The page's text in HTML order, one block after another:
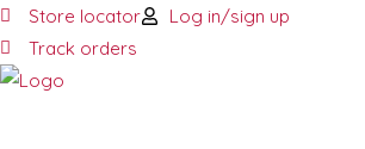
Store locator
Log in/sign up
Track orders